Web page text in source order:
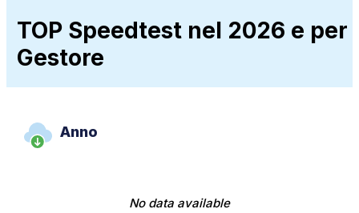
TOP Speedtest nel 2026 e per
Gestore
Anno
No data available